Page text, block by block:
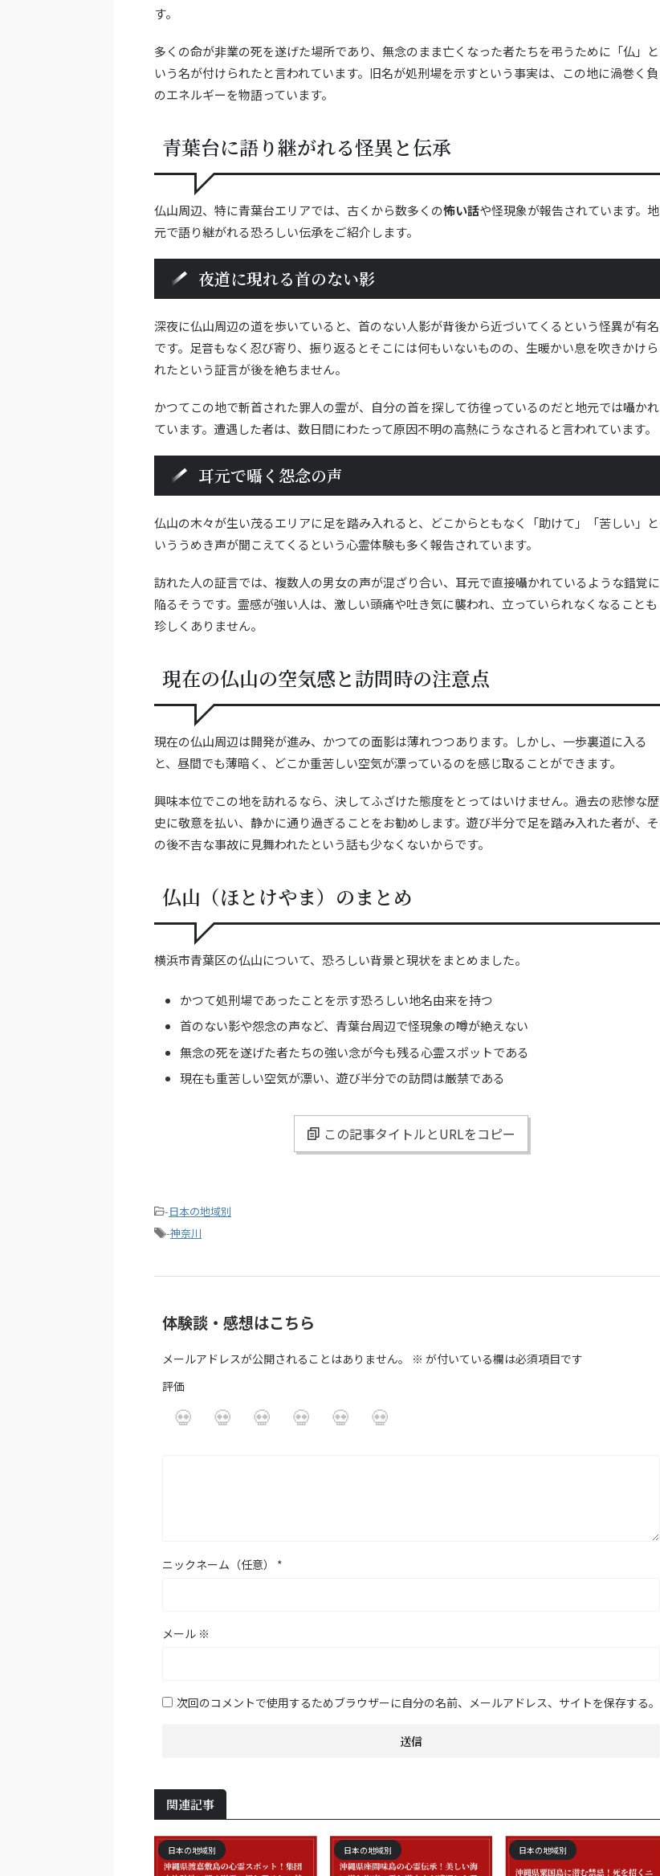
す。
多くの命が非業の死を遂げた場所であり、無念のまま亡くなった者たちを弔うために「仏」と
いう名が付けられたと言われています。旧名が処刑場を示すという事実は、この地に渦巻く負
のエネルギーを物語っています。
青葉台に語り継がれる怪異と伝承
仏山周辺、特に青葉台エリアでは、古くから数多くの怖い話や怪現象が報告されています。地
元で語り継がれる恐ろしい伝承をご紹介します。
夜道に現れる首のない影
深夜に仏山周辺の道を歩いていると、首のない人影が背後から近づいてくるという怪異が有名
です。足音もなく忍び寄り、振り返るとそこには何もいないものの、生暖かい息を吹きかけら
れたという証言が後を絶ちません。
かつてこの地で斬首された罪人の霊が、自分の首を探して彷徨っているのだと地元では囁かれ
ています。遭遇した者は、数日間にわたって原因不明の高熱にうなされると言われています。
耳元で囁く怨念の声
仏山の木々が生い茂るエリアに足を踏み入れると、どこからともなく「助けて」「苦しい」と
いううめき声が聞こえてくるという心霊体験も多く報告されています。
訪れた人の証言では、複数人の男女の声が混ざり合い、耳元で直接囁かれているような錯覚に
陥るそうです。霊感が強い人は、激しい頭痛や吐き気に襲われ、立っていられなくなることも
珍しくありません。
現在の仏山の空気感と訪問時の注意点
現在の仏山周辺は開発が進み、かつての面影は薄れつつあります。しかし、一歩裏道に入る
と、昼間でも薄暗く、どこか重苦しい空気が漂っているのを感じ取ることができます。
興味本位でこの地を訪れるなら、決してふざけた態度をとってはいけません。過去の悲惨な歴
史に敬意を払い、静かに通り過ぎることをお勧めします。遊び半分で足を踏み入れた者が、そ
の後不吉な事故に見舞われたという話も少なくないからです。
仏山（ほとけやま）のまとめ
横浜市青葉区の仏山について、恐ろしい背景と現状をまとめました。
かつて処刑場であったことを示す恐ろしい地名由来を持つ
首のない影や怨念の声など、青葉台周辺で怪現象の噂が絶えない
無念の死を遂げた者たちの強い念が今も残る心霊スポットである
現在も重苦しい空気が漂い、遊び半分での訪問は厳禁である
この記事タイトルとURLをコピー
-日本の地域別
-神奈川
体験談・感想はこちら
メールアドレスが公開されることはありません。 ※ が付いている欄は必須項目です
評価
ニックネーム（任意） *
メール ※
次回のコメントで使用するためブラウザーに自分の名前、メールアドレス、サイトを保存する。
関連記事
日本の地域別 日本の地域別 日本の地域別